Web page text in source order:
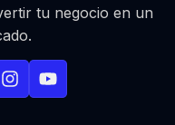
tu negocio en un